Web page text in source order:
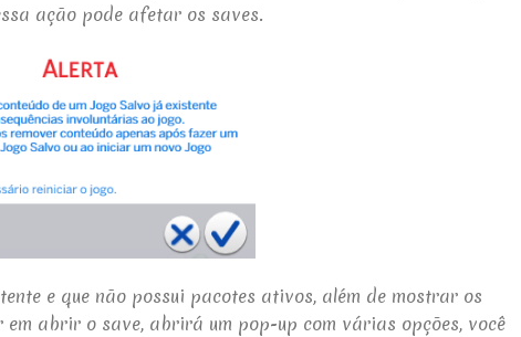
ação pode afetar os saves.
e que não possui pacotes ativos, além de mostrar os
abrir o save, abrirá um pop-up com várias opções, você